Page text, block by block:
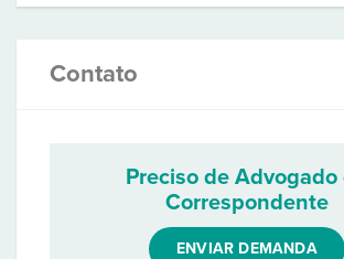
Contato
Preciso de Advogado
Correspondente
ENVIAR DEMANDA